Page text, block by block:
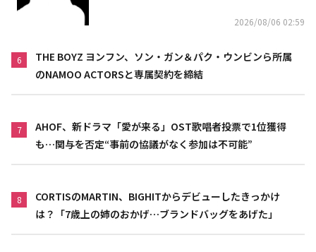
2026/08/06 02:59
6
THE BOYZ ヨンフン、ソン・ガン＆パク・ウンビンら所属
のNAMOO ACTORSと専属契約を締結
7
AHOF、新ドラマ「愛が来る」OST歌唱者投票で1位獲得
も…関与を否定“事前の協議がなく参加は不可能”
8
CORTISのMARTIN、BIGHITからデビューしたきっかけ
は？「7歳上の姉のおかげ…ブランドバッグをあげた」